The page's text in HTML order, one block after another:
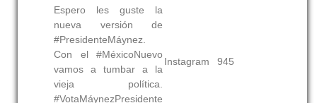
Espero les guste la
nueva versión de
#PresidenteMáynez.
Con el #MéxicoNuevo
vamos a tumbar a la
vieja política.
#VotaMáynezPresidente
Instagram 945